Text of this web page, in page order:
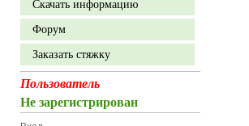
Скачать информацию
Форум
Заказать стяжку
Пользователь
Не зарегистрирован